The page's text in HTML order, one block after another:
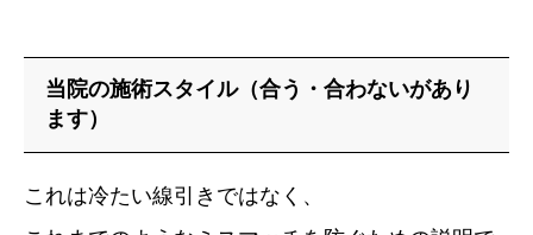
当院の施術スタイル（合う・合わないがあり
ます）
これは冷たい線引きではなく、